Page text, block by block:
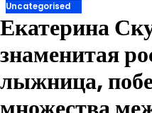
Uncategorised
Екатерина
знаменитая
лыжница,